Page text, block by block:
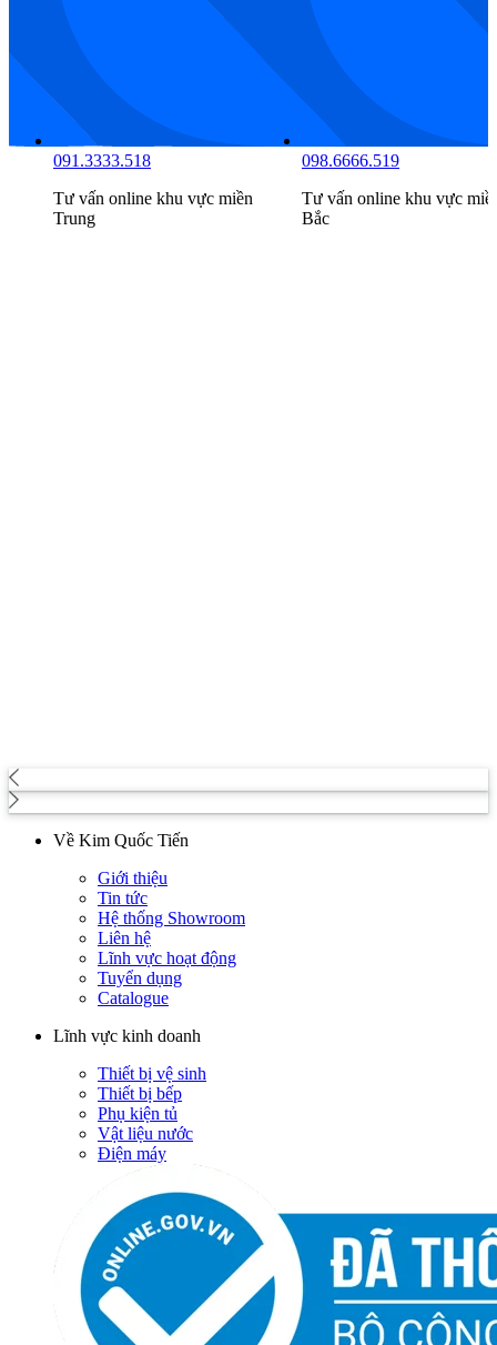
081.7777.516
Tư vấn online khu vực miền
Nam
091.3333.518
Tư vấn online khu vực
Trung
Về Kim Quốc Tiến
Giới thiệu
Tin tức
Hệ thống Showroom
Liên hệ
Lĩnh vực hoạt động
Tuyển dụng
Catalogue
Lĩnh vực kinh doanh
Thiết bị vệ sinh
Thiết bị bếp
Phụ kiện tủ
Vật liệu nước
Điện máy